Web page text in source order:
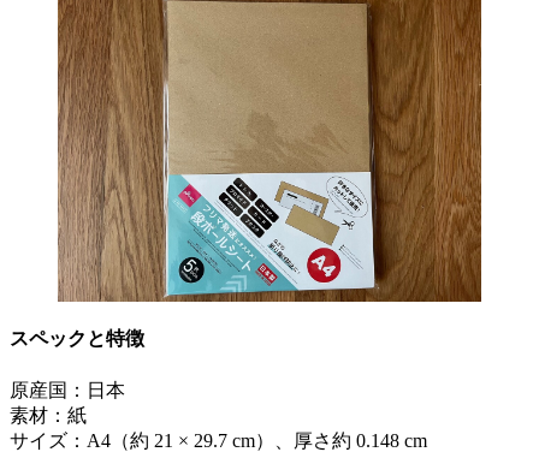
スペックと特徴
原産国：日本
素材：紙
サイズ：A4（約 21 × 29.7 cm）、厚さ約 0.148 cm